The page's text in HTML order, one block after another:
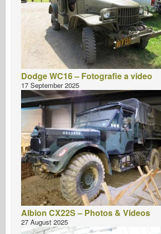
Dodge WC16 – Fotografie a video
17 September 2025
Albion CX22S – Photos & Videos
27 August 2025